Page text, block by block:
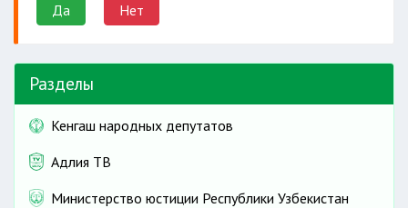
Да Нет
Разделы
Кенгаш народных депутатов
Адлия ТВ
Министерство юстиции Республики Узбекистан